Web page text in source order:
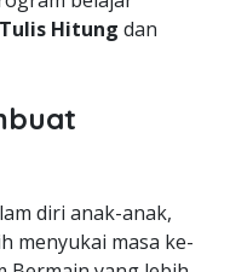
Hitung dan
diri anak-anak,
menyukai masa ke-